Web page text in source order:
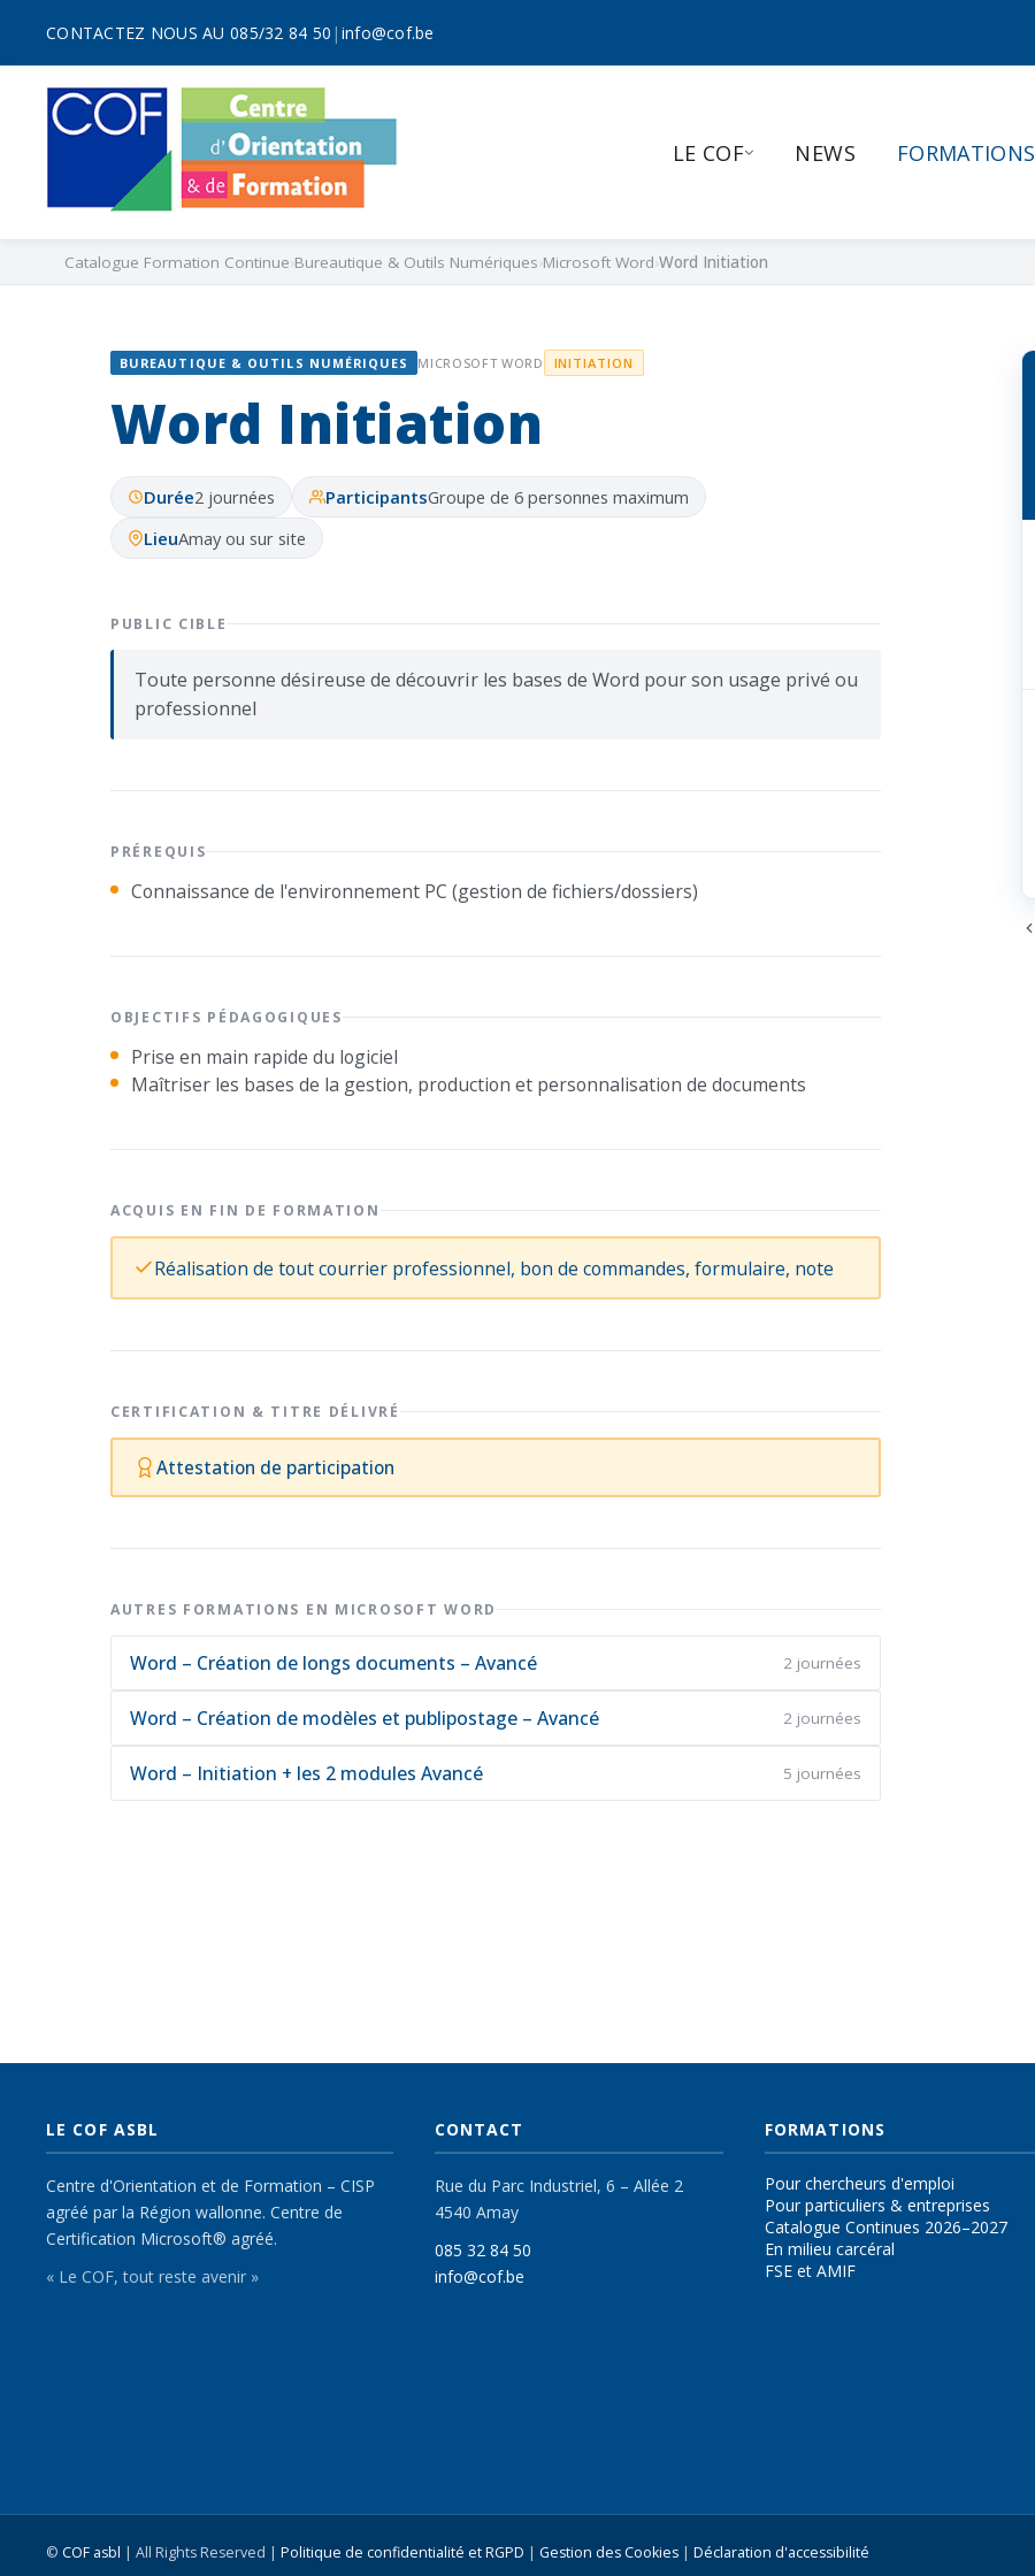
CONTACTEZ NOUS AU 085/32 84 50 | info@cof.be
LE COF NEWS FORMATIONS
Catalogue Formation Continue Bureautique & Outils Numériques Microsoft Word Word Initiation
BUREAUTIQUE & OUTILS NUMÉRIQUES MICROSOFT WORD INITIATION
Word Initiation
Durée2 journées ParticipantsGroupe de 6 personnes maximum
LieuAmay ou sur site
PUBLIC CIBLE
Toute personne désireuse de découvrir les bases de Word pour son usage privé ou
professionnel
PRÉREQUIS
Connaissance de l'environnement PC (gestion de fichiers/dossiers)
OBJECTIFS PÉDAGOGIQUES
Prise en main rapide du logiciel
Maîtriser les bases de la gestion, production et personnalisation de documents
ACQUIS EN FIN DE FORMATION
Réalisation de tout courrier professionnel, bon de commandes, formulaire, note
CERTIFICATION & TITRE DÉLIVRÉ
Attestation de participation
AUTRES FORMATIONS EN MICROSOFT WORD
Word – Création de longs documents – Avancé 2 journées
Word – Création de modèles et publipostage – Avancé 2 journées
Word – Initiation + les 2 modules Avancé 5 journées
LE COF ASBL
Centre d'Orientation et de Formation – CISP
agréé par la Région wallonne. Centre de
Certification Microsoft® agréé.
« Le COF, tout reste avenir »
CONTACT
Rue du Parc Industriel, 6 – Allée 2
4540 Amay
085 32 84 50
info@cof.be
FORMATIONS
Pour chercheurs d'emploi
Pour particuliers & entreprises
Catalogue Continues 2026–2027
En milieu carcéral
FSE et AMIF
© COF asbl | All Rights Reserved | Politique de confidentialité et RGPD | Gestion des Cookies | Déclaration d'accessibilité